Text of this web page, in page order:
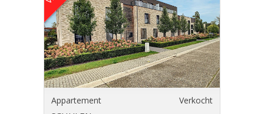
Appartement Verkocht